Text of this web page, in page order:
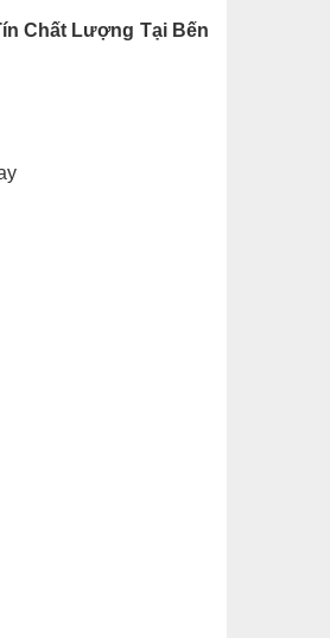
Chất Lượng Tại Bến